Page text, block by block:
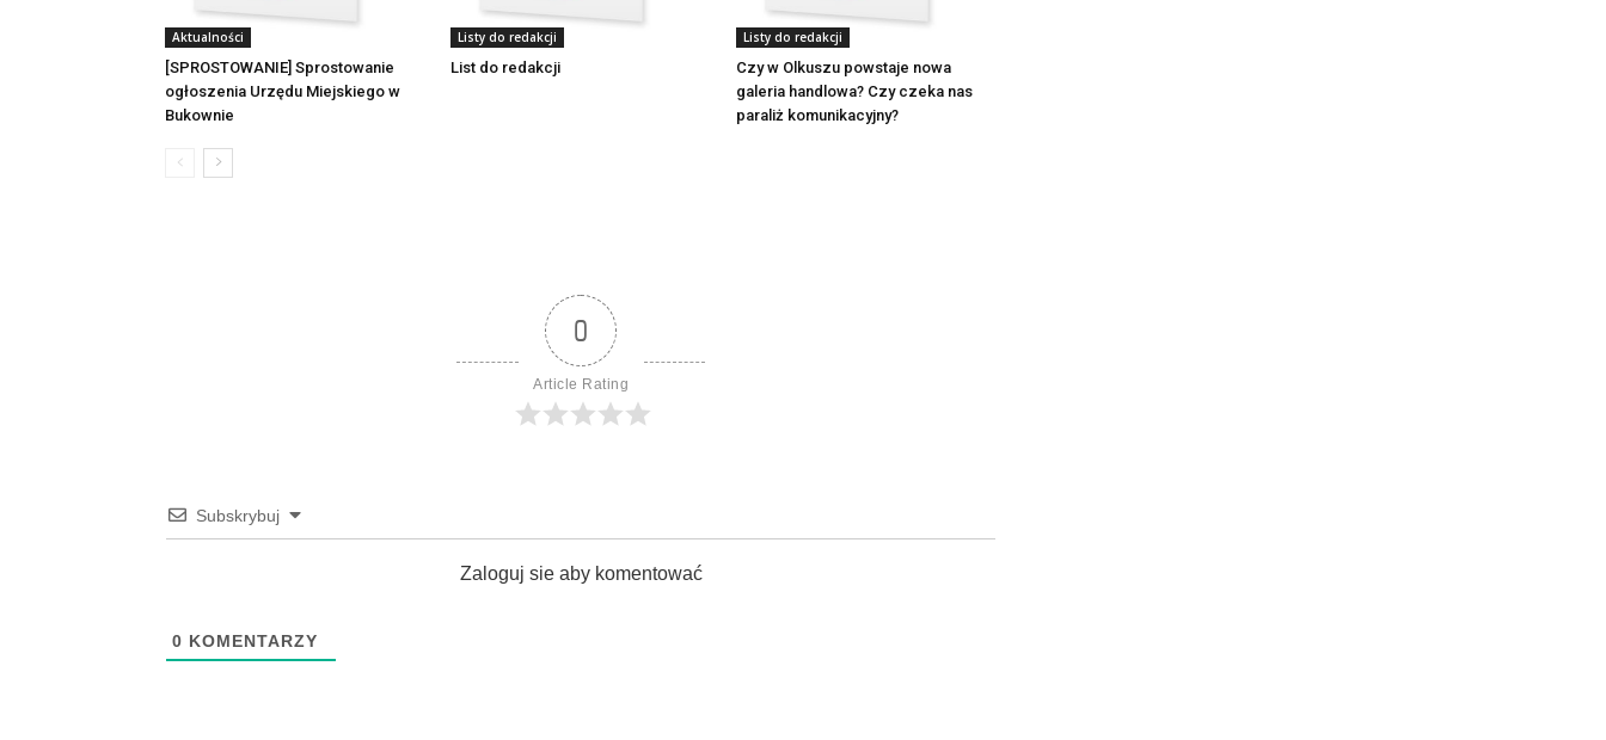
Aktualności
[SPROSTOWANIE] Sprostowanie
ogłoszenia Urzędu Miejskiego w
Bukownie
Listy do redakcji
List do redakcji
Listy do redakcji
Czy w Olkuszu powstaje nowa
galeria handlowa? Czy czeka nas
paraliż komunikacyjny?
0
Article Rating
Subskrybuj
Zaloguj sie aby komentować
0 KOMENTARZY